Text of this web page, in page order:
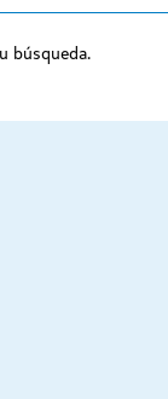
búsqueda.